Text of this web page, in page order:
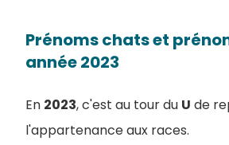
Prénoms chats et
année 2023
En 2023, c'est au tour du U de
l'appartenance aux races.